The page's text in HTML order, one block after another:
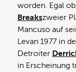
worden. Egal
Breakszweier
Mancuso auf
Levan 1977 in
Detroiter
in Erscheinung